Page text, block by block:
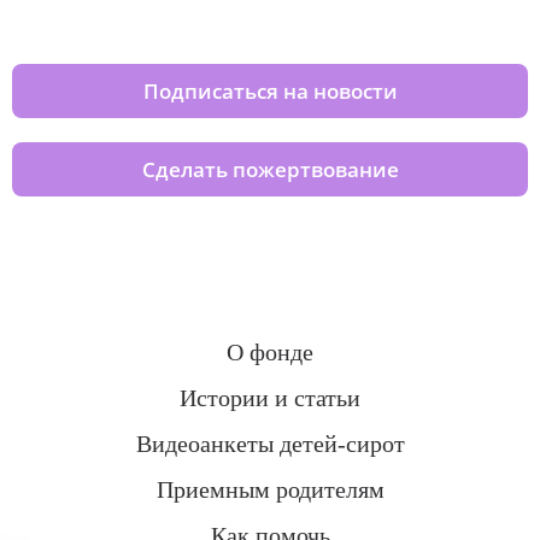
Подписаться на новости
Сделать пожертвование
О фонде
Истории и статьи
Видеоанкеты детей-сирот
Приемным родителям